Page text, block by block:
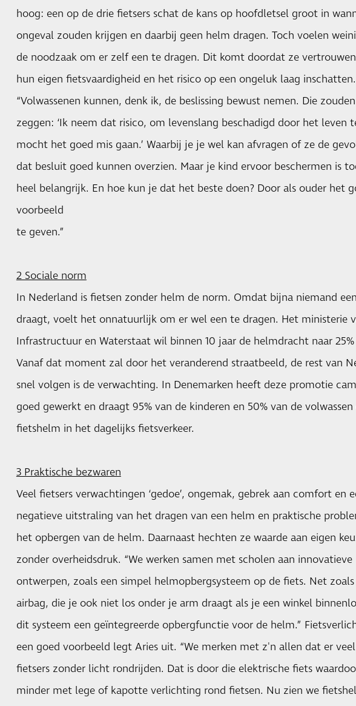
hoog: een op de drie fietsers schat de kans op hoofdletsel groot in
ongeval zouden krijgen en daarbij geen helm dragen. Toch voelen
de noodzaak om er zelf een te dragen. Dit komt doordat ze
hun eigen fietsvaardigheid en het risico op een ongeluk laag
“Volwassenen kunnen, denk ik, de beslissing bewust nemen. Die
zeggen: ‘Ik neem dat risico, om levenslang beschadigd door het leven
mocht het goed mis gaan.’ Waarbij je je wel kan afvragen of ze de
dat besluit goed kunnen overzien. Maar je kind ervoor beschermen is
heel belangrijk. En hoe kun je dat het beste doen? Door als ouder het
voorbeeld
te geven.”
2 Sociale norm
In Nederland is fietsen zonder helm de norm. Omdat bijna niemand
draagt, voelt het onnatuurlijk om er wel een te dragen. Het ministerie
Infrastructuur en Waterstaat wil binnen 10 jaar de helmdracht naar
Vanaf dat moment zal door het veranderend straatbeeld, de rest van
snel volgen is de verwachting. In Denemarken heeft deze promotie
goed gewerkt en draagt 95% van de kinderen en 50% van de volwassen
fietshelm in het dagelijks fietsverkeer.
3 Praktische bezwaren
Veel fietsers verwachtingen ‘gedoe’, ongemak, gebrek aan comfort en
negatieve uitstraling van het dragen van een helm en praktische
het opbergen van de helm. Daarnaast hechten ze waarde aan eigen
zonder overheidsdruk. “We werken samen met scholen aan innovatieve
ontwerpen, zoals een simpel helmopbergsysteem op de fiets. Net zoals
airbag, die je ook niet los onder je arm draagt als je een winkel
dit systeem een geïntegreerde opbergfunctie voor de helm.”
een goed voorbeeld legt Aries uit. “We merken met z'n allen dat er
fietsers zonder licht rondrijden. Dat is door die elektrische fiets
minder met lege of kapotte verlichting rond fietsen. Nu zien we